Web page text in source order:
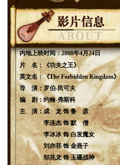
内地上映时间：2008年4月24日
片 名：
《功夫之王》
英文名：《The Forbidden Kingdom》
导 演：罗伯-民可夫
编 剧：约翰-弗斯科
主 演： 成 龙 饰 鲁 彦
李连杰 饰 默 僧
李冰冰 饰 白发魔女
刘亦菲 饰 金燕子
邹兆龙 饰 玉疆战神